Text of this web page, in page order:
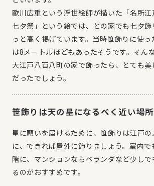
歌川広重という浮世絵師が描いた「名所
七夕祭」という絵では、どの家でも七夕
っと高く掲げています。当時笹飾りに使
は8メートルほどもあったそうです。そん
大江戸八百八町の家で飾ったら、とても
だったでしょう。
笹飾りは天の星になるべく近い場
星に願いを届けるために、笹飾りは江戸の
に、できれば屋外に飾りましょう。室内
階に、マンションならベランダなど少し
るのがおすすめです。